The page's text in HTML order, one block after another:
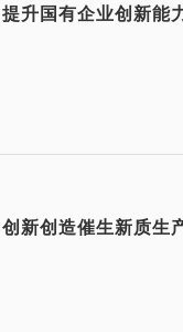
创新创造催生新质